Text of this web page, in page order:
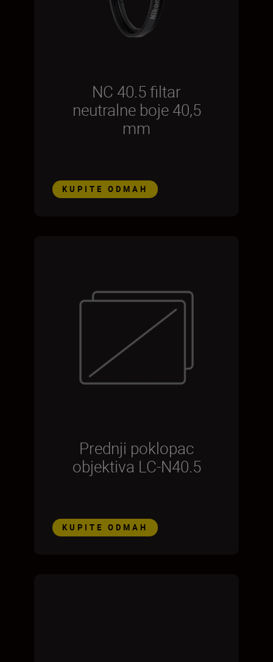
NC 40.5 filtar
neutralne boje 40,5
mm
KUPITE ODMAH
Prednji poklopac
objektiva LC-N40.5
KUPITE ODMAH